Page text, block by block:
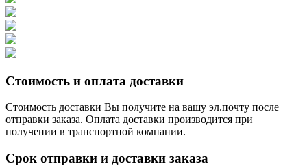
Стоимость и оплата доставки
Стоимость доставки Вы получите на вашу эл.почту после
отправки заказа. Оплата доставки производится при
получении в транспортной компании.
Срок отправки и доставки заказа